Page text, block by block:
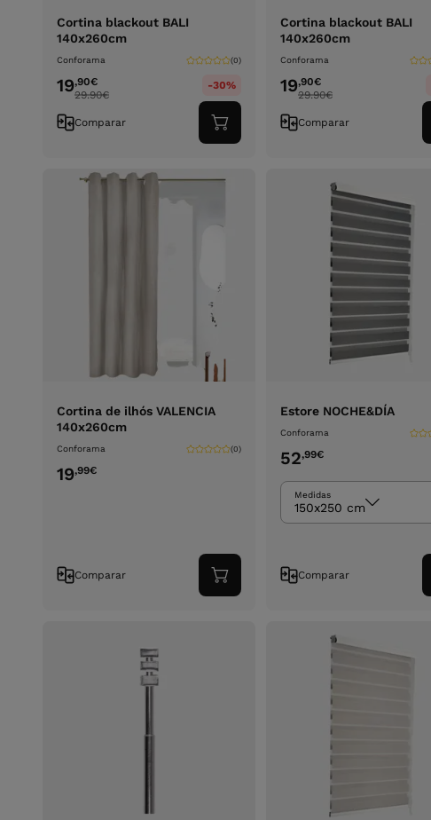
Cortina blackout BALI
140x260cm
Conforama (0)
19,90€
29.90€
-30%
Comparar
Adicionar
ao
Cortina blackout BALI
140x260cm
Conforama
19,90€
29.90€
Comparar
Cortina de ilhós VALENCIA
140x260cm
Conforama (0)
19,99€
Comparar
Adicionar
ao
Estore NOCHE&DÍA
Conforama
52,99€
Medidas
150x250 cm
Comparar